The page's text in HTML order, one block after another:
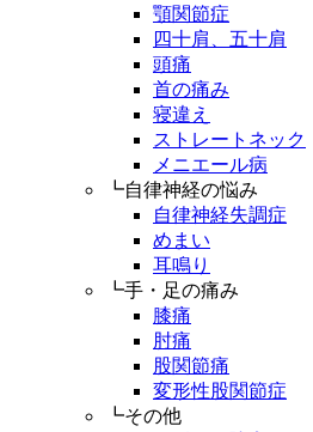
顎関節症
四十肩、五十肩
頭痛
首の痛み
寝違え
ストレートネック
メニエール病
┗自律神経の悩み
自律神経失調症
めまい
耳鳴り
┗手・足の痛み
膝痛
肘痛
股関節痛
変形性股関節症
┗その他